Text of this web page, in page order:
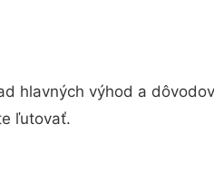
hlavných výhod a
ľutovať.